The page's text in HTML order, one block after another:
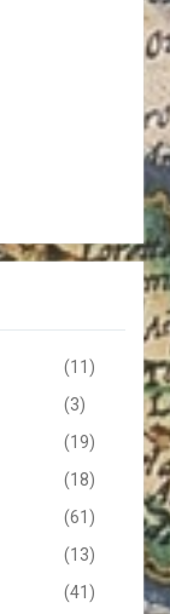
(11)
(3)
(19)
(18)
(61)
(13)
(41)